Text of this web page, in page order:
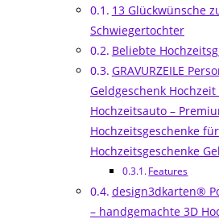
13 Glückwünsche
Schwiegertochter
Beliebte
GRAVURZEILE
Geldgeschenk
Hochzeitsauto –
Hochzeitsgeschenke
Hochzeitsgeschenke
Features
design3dkarten®
– handgemachte 3D